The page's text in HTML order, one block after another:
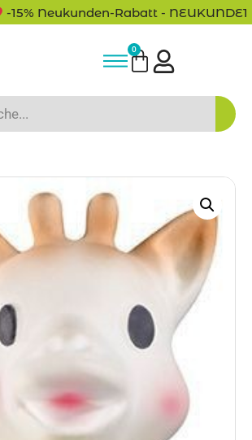
Rabatt - NEUKUNDE15
0